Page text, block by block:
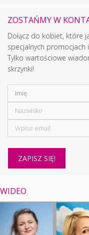
ZOSTAŃMY W
Dołącz do kobiet, które
specjalnych promocjach
Tylko wartościowe
skrzynki!
WIDEO